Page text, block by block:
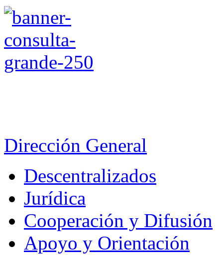
Dirección General
Descentralizados
Jurídica
Cooperación y Difusión
Apoyo y Orientación